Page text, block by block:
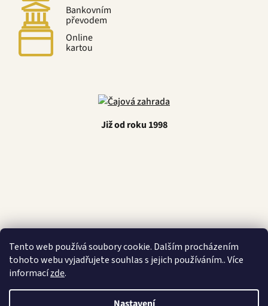
Tento web používá soubory cookie. Dalším procházením
tohoto webu vyjadřujete souhlas s jejich používáním.. Více
informacízde.
Bankovním
převodem
Online
kartou
Již od roku 1998
Latino Café